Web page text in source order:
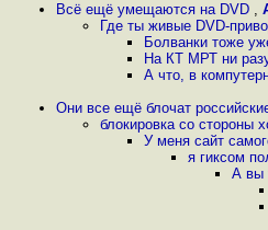
Всё ещё умещаются на DVD ,
Где ты живые DVD-
Болванки тоже
На КТ МРТ ни
А что, в
Они все ещё блочат
блокировка со стороны
У меня сайт
я гиксом
А вы